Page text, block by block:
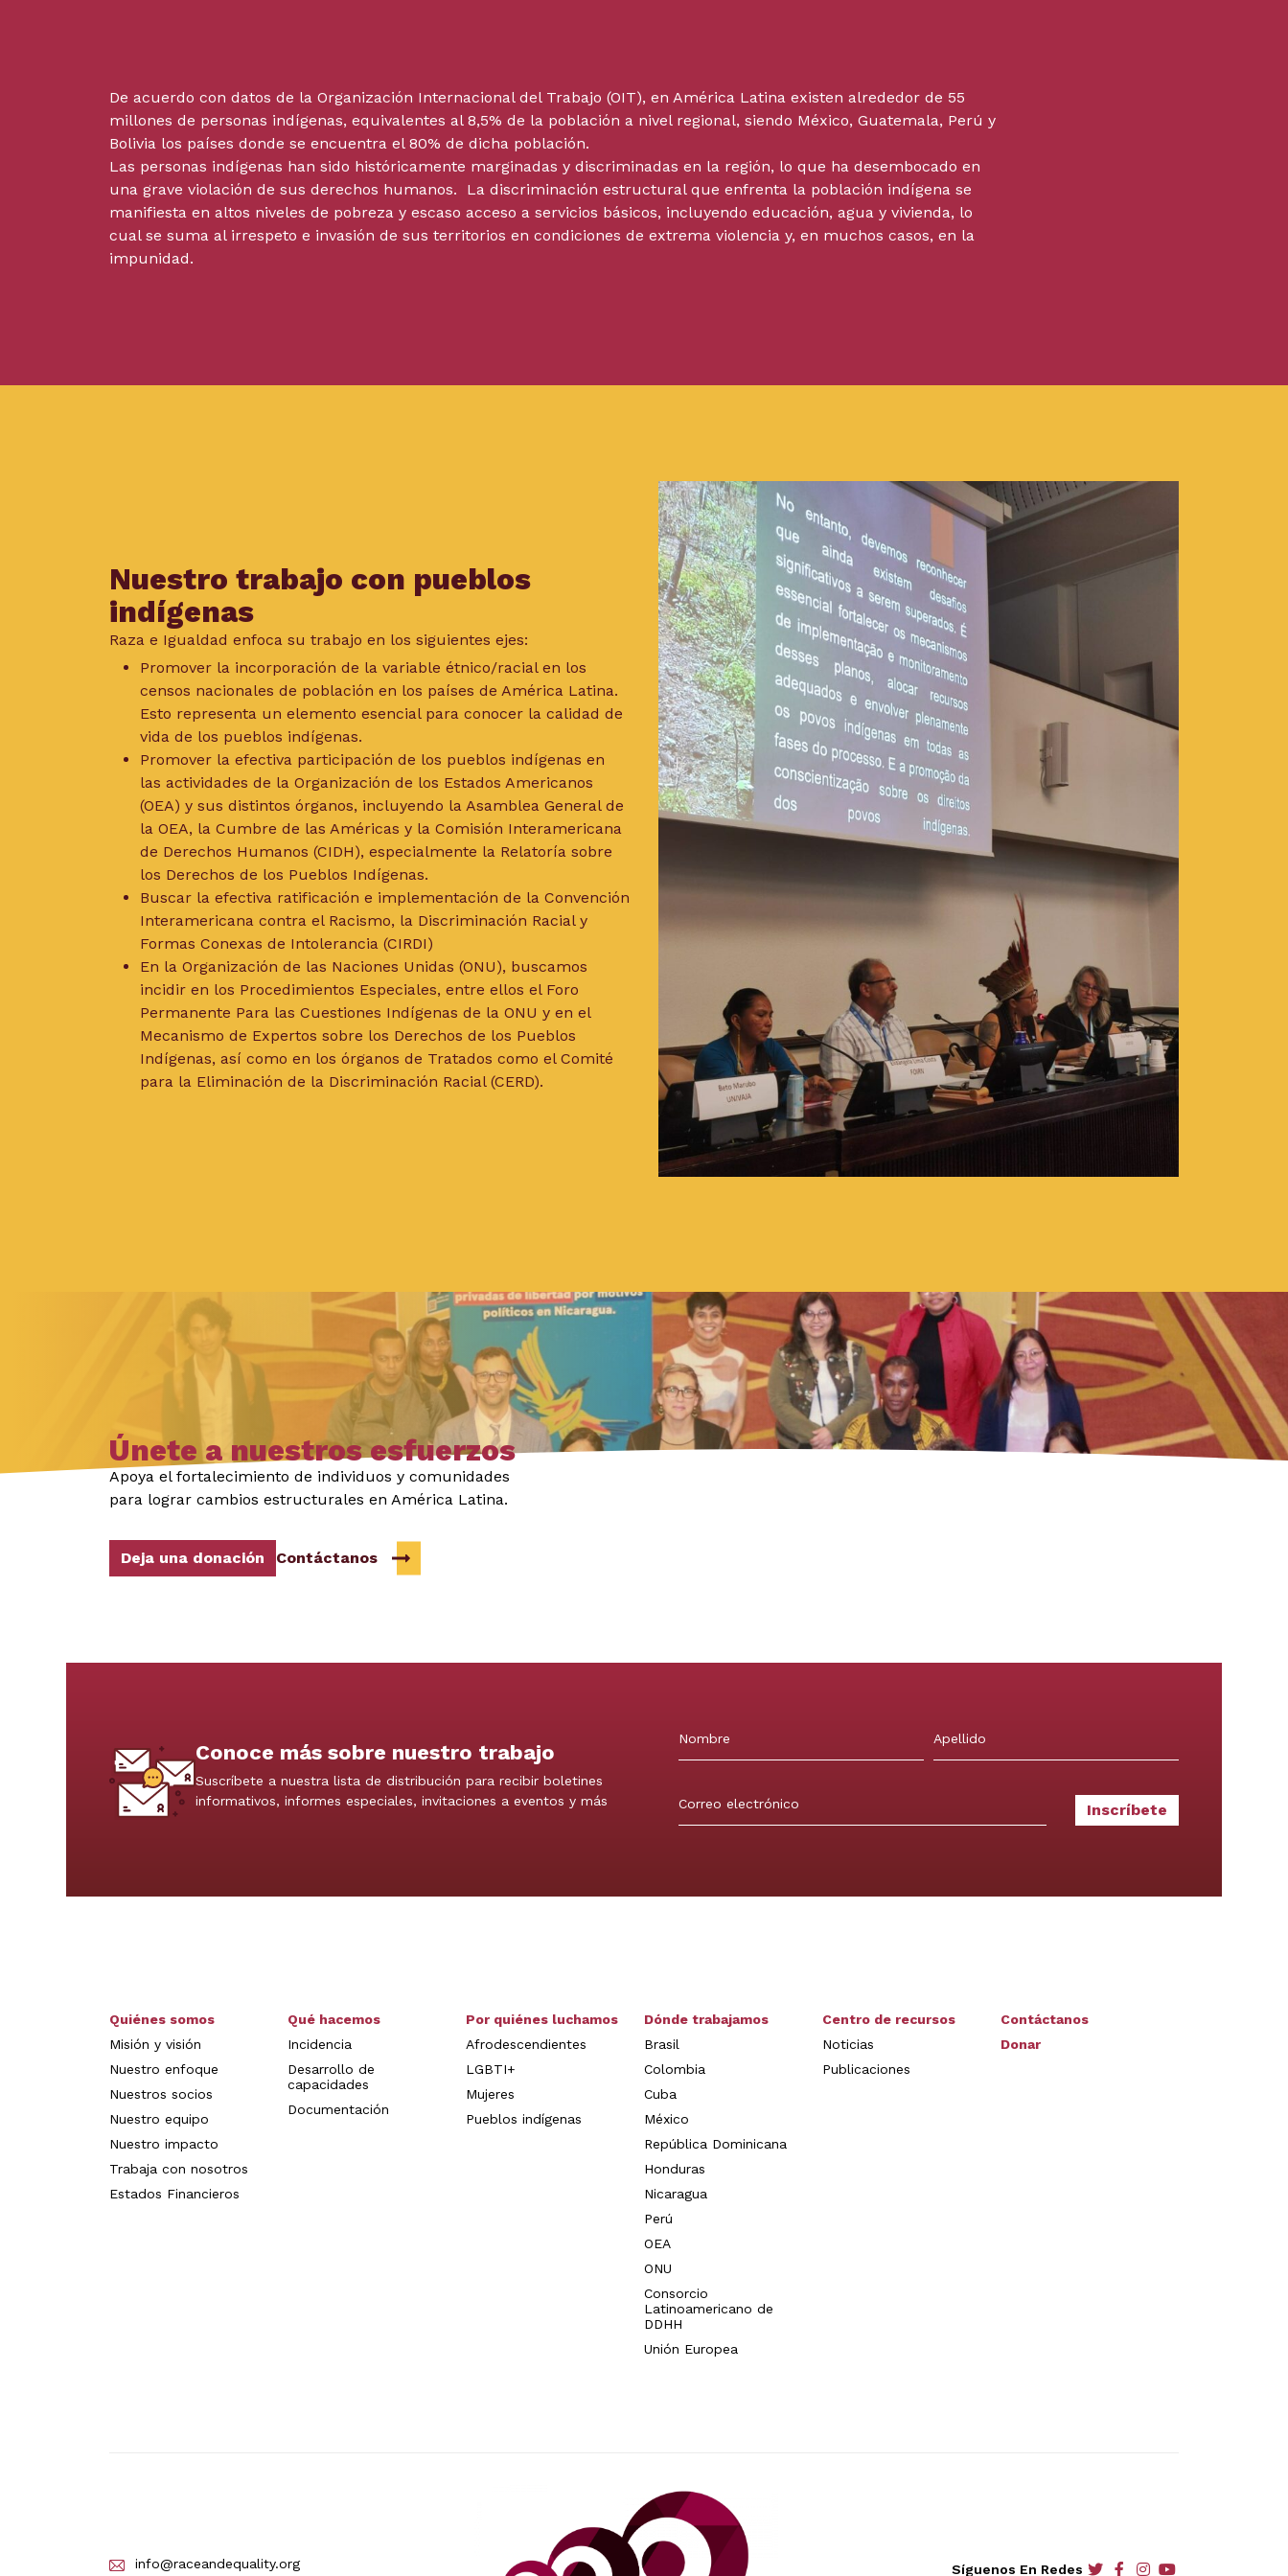
De acuerdo con datos de la Organización Internacional del Trabajo (OIT), en América Latina existen alrededor de 55
millones de personas indígenas, equivalentes al 8,5% de la población a nivel regional, siendo México, Guatemala, Perú y
Bolivia los países donde se encuentra el 80% de dicha población.
Las personas indígenas han sido históricamente marginadas y discriminadas en la región, lo que ha desembocado en
una grave violación de sus derechos humanos. La discriminación estructural que enfrenta la población indígena se
manifiesta en altos niveles de pobreza y escaso acceso a servicios básicos, incluyendo educación, agua y vivienda, lo
cual se suma al irrespeto e invasión de sus territorios en condiciones de extrema violencia y, en muchos casos, en la
impunidad.
Nuestro trabajo con pueblos
indígenas
Raza e Igualdad enfoca su trabajo en los siguientes ejes:
Promover la incorporación de la variable étnico/racial en los
censos nacionales de población en los países de América Latina.
Esto representa un elemento esencial para conocer la calidad de
vida de los pueblos indígenas.
Promover la efectiva participación de los pueblos indígenas en
las actividades de la Organización de los Estados Americanos
(OEA) y sus distintos órganos, incluyendo la Asamblea General de
la OEA, la Cumbre de las Américas y la Comisión Interamericana
de Derechos Humanos (CIDH), especialmente la Relatoría sobre
los Derechos de los Pueblos Indígenas.
Buscar la efectiva ratificación e implementación de la Convención
Interamericana contra el Racismo, la Discriminación Racial y
Formas Conexas de Intolerancia (CIRDI)
En la Organización de las Naciones Unidas (ONU), buscamos
incidir en los Procedimientos Especiales, entre ellos el Foro
Permanente Para las Cuestiones Indígenas de la ONU y en el
Mecanismo de Expertos sobre los Derechos de los Pueblos
Indígenas, así como en los órganos de Tratados como el Comité
para la Eliminación de la Discriminación Racial (CERD).
Únete a nuestros esfuerzos
Apoya el fortalecimiento de individuos y comunidades
para lograr cambios estructurales en América Latina.
Deja una donación Contáctanos
Conoce más sobre nuestro trabajo
Suscríbete a nuestra lista de distribución para recibir boletines
informativos, informes especiales, invitaciones a eventos y más
Quiénes somos
Misión y visión
Nuestro enfoque
Nuestros socios
Nuestro equipo
Nuestro impacto
Trabaja con nosotros
Estados Financieros
Qué hacemos
Incidencia
Desarrollo de
capacidades
Documentación
Por quiénes luchamos
Afrodescendientes
LGBTI+
Mujeres
Pueblos indígenas
Dónde trabajamos
Brasil
Colombia
Cuba
México
República Dominicana
Honduras
Nicaragua
Perú
OEA
ONU
Consorcio
Latinoamericano de
DDHH
Unión Europea
Centro de recursos
Noticias
Publicaciones
Contáctanos
Donar
info@raceandequality.org Síguenos En Redes socialsocialsocialsocial